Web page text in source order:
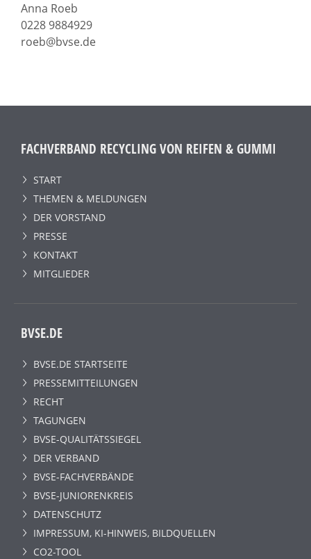
Anna Roeb
0228 9884929
roeb@bvse.de
FACHVERBAND RECYCLING VON REIFEN & GUMMI
START
THEMEN & MELDUNGEN
DER VORSTAND
PRESSE
KONTAKT
MITGLIEDER
BVSE.DE
BVSE.DE STARTSEITE
PRESSEMITTEILUNGEN
RECHT
TAGUNGEN
BVSE-QUALITÄTSSIEGEL
DER VERBAND
BVSE-FACHVERBÄNDE
BVSE-JUNIORENKREIS
DATENSCHUTZ
IMPRESSUM, KI-HINWEIS, BILDQUELLEN
CO2-TOOL